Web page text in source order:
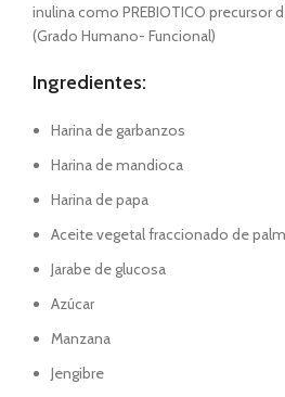
inulina como PREBIOTICO precursor
(Grado Humano- Funcional)
Ingredientes:
Harina de garbanzos
Harina de mandioca
Harina de papa
Aceite vegetal fraccionado de
Jarabe de glucosa
Azúcar
Manzana
Jengibre